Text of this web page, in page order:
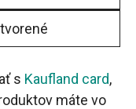
s Kaufland card,
máte vo